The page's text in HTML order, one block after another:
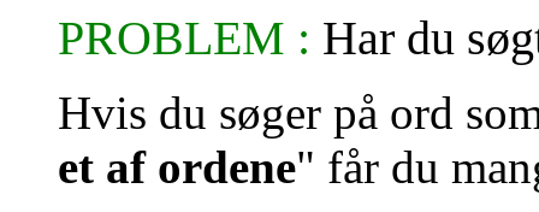
PROBLEM : Har du
Hvis du søger på ord
et af ordene" får du